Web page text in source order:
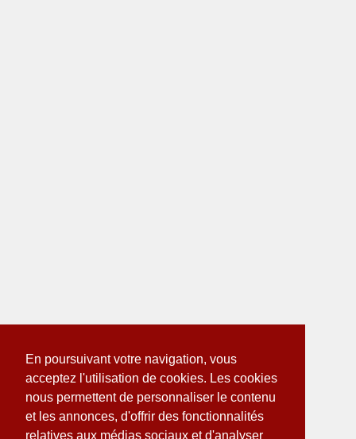
En poursuivant votre navigation, vous
acceptez l'utilisation de cookies. Les cookies
nous permettent de personnaliser le contenu
et les annonces, d'offrir des fonctionnalités
relatives aux médias sociaux et d'analyser